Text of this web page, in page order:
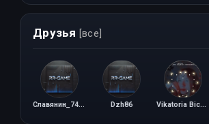
Друзья [все]
Славянин_74rus Dzh86 Vikatoria Bichan